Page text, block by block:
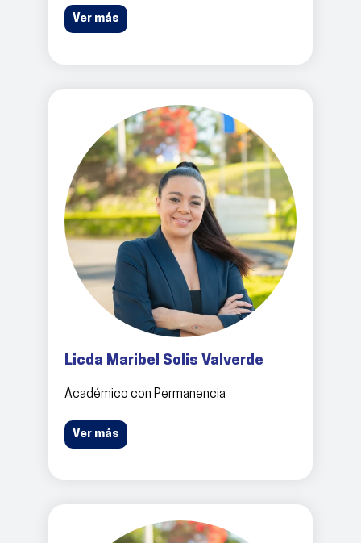
Ver más
Licda Maribel Solis Valverde
Académico con Permanencia
Ver más